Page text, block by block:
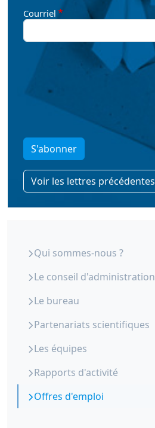
Courriel
S'abonner
Voir les lettres précédentes
Qui sommes-nous ?
Le conseil d'administration
Le bureau
Partenariats scientifiques
Les équipes
Rapports d'activité
Offres d'emploi